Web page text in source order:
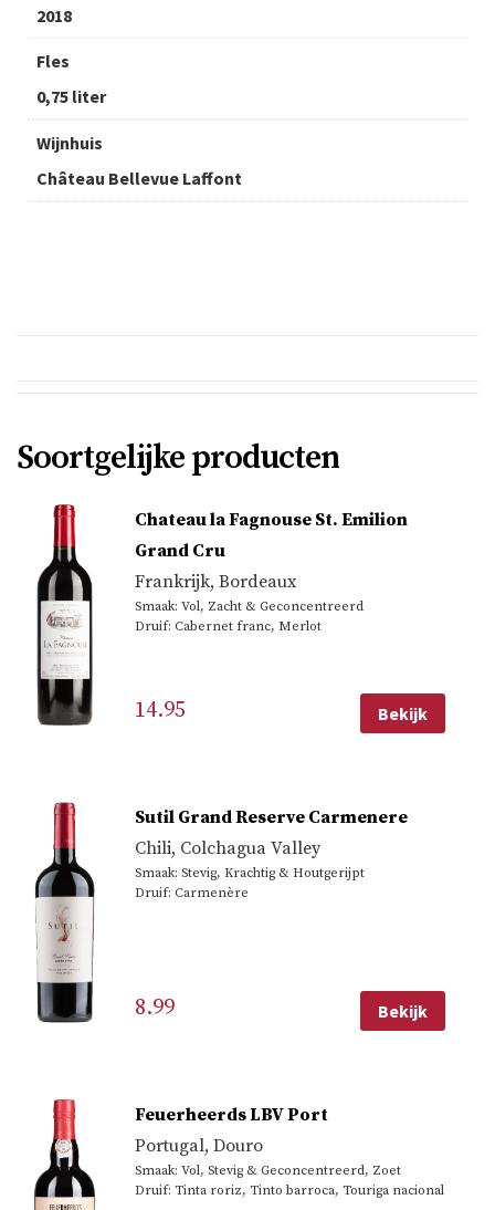
2018
Fles
0,75 liter
Wijnhuis
Château Bellevue Laffont
Soortgelijke producten
Chateau la Fagnouse St. Emilion
Grand Cru
Frankrijk, Bordeaux
Smaak: Vol, Zacht & Geconcentreerd
Druif: Cabernet franc, Merlot
14.95 Bekijk
Sutil Grand Reserve Carmenere
Chili, Colchagua Valley
Smaak: Stevig, Krachtig & Houtgerijpt
Druif: Carmenère
8.99 Bekijk
Feuerheerds LBV Port
Portugal, Douro
Smaak: Vol, Stevig & Geconcentreerd, Zoet
Druif: Tinta roriz, Tinto barroca, Touriga nacional